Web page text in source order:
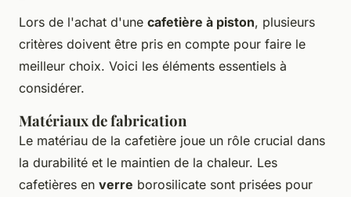
Lors de l'achat d'une cafetière à piston, plusieurs
critères doivent être pris en compte pour faire le
meilleur choix. Voici les éléments essentiels à
considérer.
Matériaux de fabrication
Le matériau de la cafetière joue un rôle crucial dans
la durabilité et le maintien de la chaleur. Les
cafetières en verre borosilicate sont prisées pour